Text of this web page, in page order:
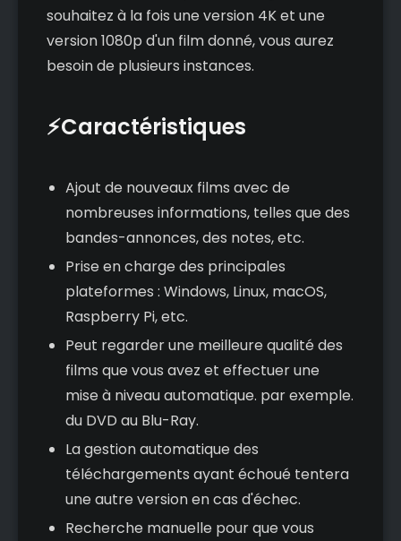
souhaitez à la fois une version 4K et une
version 1080p d'un film donné, vous aurez
besoin de plusieurs instances.
⚡Caractéristiques
Ajout de nouveaux films avec de
nombreuses informations, telles que des
bandes-annonces, des notes, etc.
Prise en charge des principales
plateformes : Windows, Linux, macOS,
Raspberry Pi, etc.
Peut regarder une meilleure qualité des
films que vous avez et effectuer une
mise à niveau automatique. par exemple.
du DVD au Blu-Ray.
La gestion automatique des
téléchargements ayant échoué tentera
une autre version en cas d'échec.
Recherche manuelle pour que vous